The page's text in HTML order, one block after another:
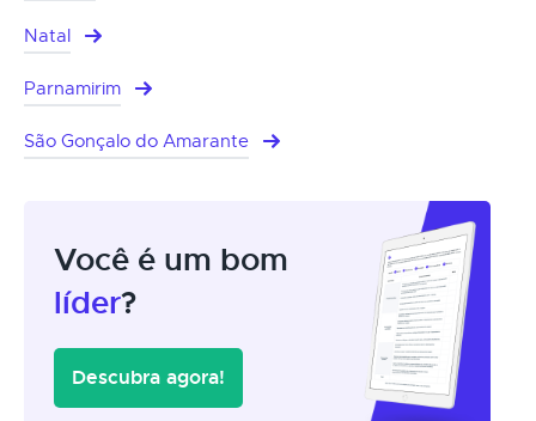
Natal
Parnamirim
São Gonçalo do Amarante
Você é um bom
líder?
Descubra agora!